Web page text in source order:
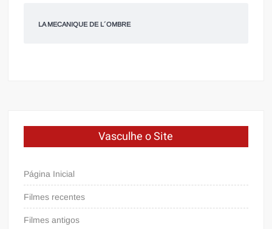
LA MECANIQUE DE L´OMBRE
Vasculhe o Site
Página Inicial
Filmes recentes
Filmes antigos